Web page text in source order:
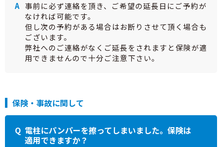
事前に必ず連絡を頂き、ご希望の延長日にご予約が
なければ可能です。
但し次の予約がある場合はお断りさせて頂く場合も
ございます。
弊社へのご連絡がなくご延長をされますと保険が適
用できませんので十分ご注意下さい。
保険・事故に関して
電柱にパンパーを擦ってしまいました。保険は
適用できますか？